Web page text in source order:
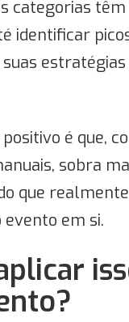
categorias
identificar
estratégias
é que,
sobra
que
evento em si.